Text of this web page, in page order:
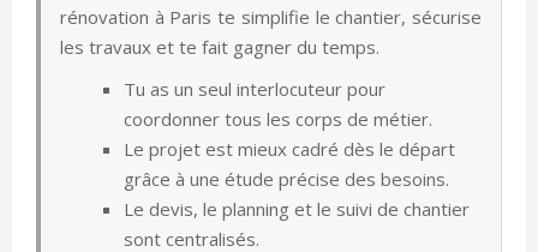
rénovation à Paris te simplifie le chantier, sécurise
les travaux et te fait gagner du temps.
Tu as un seul interlocuteur pour
coordonner tous les corps de métier.
Le projet est mieux cadré dès le départ
grâce à une étude précise des besoins.
Le devis, le planning et le suivi de chantier
sont centralisés.